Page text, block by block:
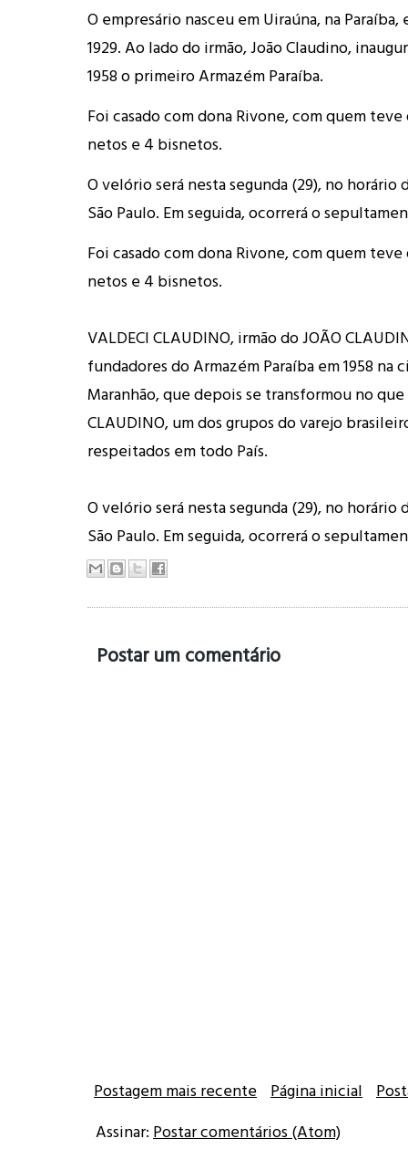
O empresário nasceu em Uiraúna, na
1929. Ao lado do irmão, João Claudino,
1958 o primeiro Armazém Paraíba.
Foi casado com dona Rivone, com quem
netos e 4 bisnetos.
O velório será nesta segunda (29), no horário
São Paulo. Em seguida, ocorrerá o
Foi casado com dona Rivone, com quem
netos e 4 bisnetos.
VALDECI CLAUDINO, irmão do JOÃO
fundadores do Armazém Paraíba em 1958 na
Maranhão, que depois se transformou no que
CLAUDINO, um dos grupos do varejo
respeitados em todo País.
O velório será nesta segunda (29), no horário
São Paulo. Em seguida, ocorrerá o
Postar um comentário
Postagem mais recente Página inicial
Assinar: Postar comentários (Atom)